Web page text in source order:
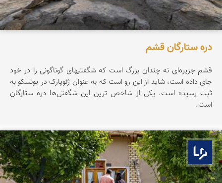
دره ستارگان قشم
قشم جزیره‌ای نه چندان بزرگ است که شگفتیهای گوناگونی را در خود
جای داده است، شاید از این رو است که به عنوان ژئوپارک در یونسکو به
ثبت رسیده است. یکی از شاخص ترین این شگفتی‌ها دره ستارگان
است.
بوم ما